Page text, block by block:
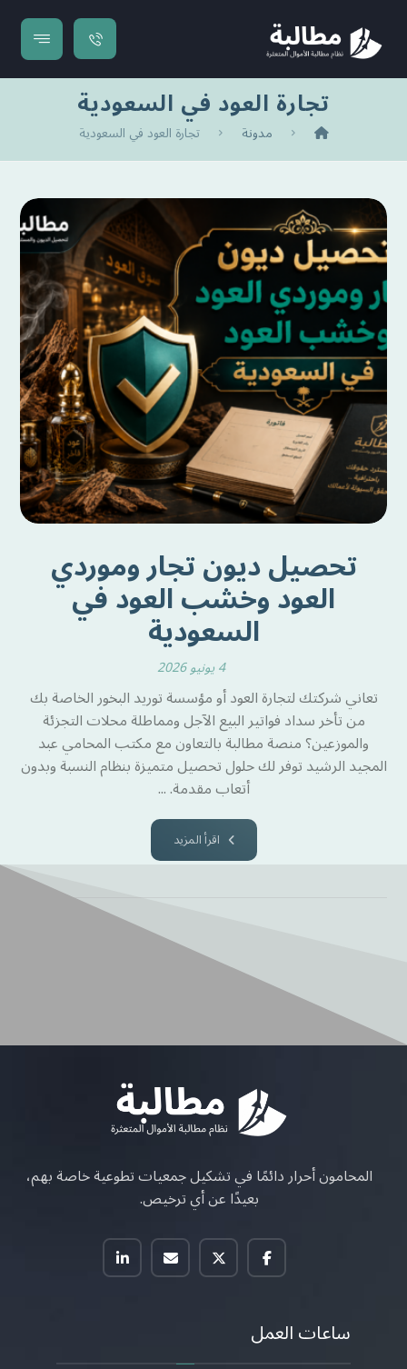
تجارة العود في السعودية
مدونة تجارة العود في السعودية
تحصيل ديون تجار وموردي
العود وخشب العود في
السعودية
4 يونيو 2026
تعاني شركتك لتجارة العود أو مؤسسة توريد البخور الخاصة بك
من تأخر سداد فواتير البيع الآجل ومماطلة محلات التجزئة
والموزعين؟ منصة مطالبة بالتعاون مع مكتب المحامي عبد
المجيد الرشيد توفر لك حلول تحصيل متميزة بنظام النسبة وبدون
أتعاب مقدمة. ...
اقرأ المزيد
المحامون أحرار دائمًا في تشكيل جمعيات تطوعية خاصة بهم،
بعيدًا عن أي ترخيص.
ساعات العمل